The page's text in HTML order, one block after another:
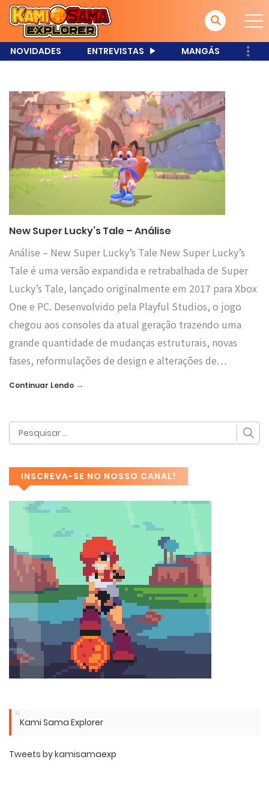
NOVIDADES ENTREVISTAS MANGÁS
New Super Lucky’s Tale – Análise
Análise – New Super Lucky’s Tale New Super Lucky’s
Tale é uma versão expandida e retrabalhada de Super
Lucky’s Tale, lançado originalmente em 2017 para Xbox
One e PC. Desenvolvido pela Playful Studios, o jogo
chegou aos consoles da atual geração trazendo uma
grande quantidade de mudanças estruturais, novas
fases, reformulações de design e alterações de…
Continuar Lendo →
INSCREVA-SE NO NOSSO CANAL!
Kami Sama Explorer
Tweets by kamisamaexp